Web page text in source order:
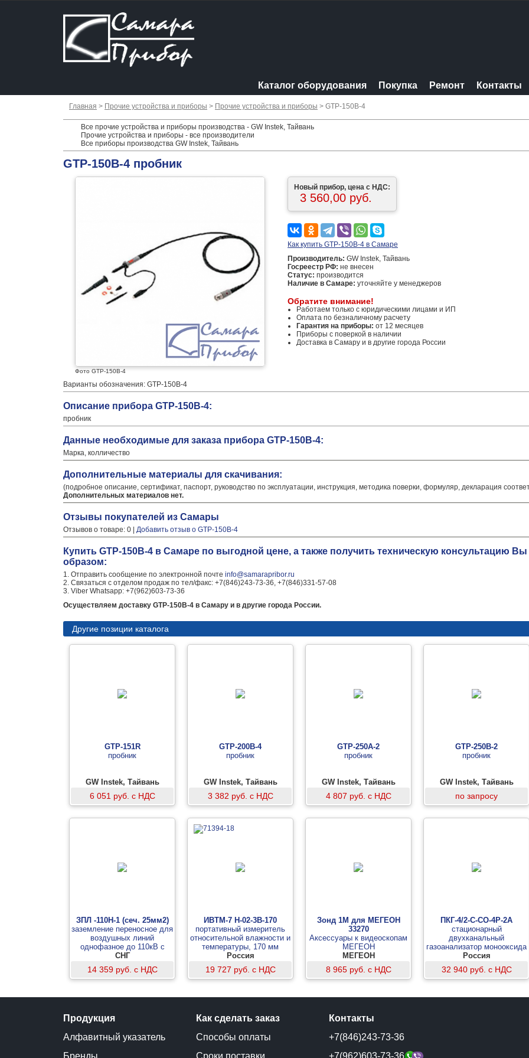
Каталог оборудования Покупка Ремонт Контакты
Главная > Прочие устройства и приборы > Прочие устройства и приборы > GTP-150B-4
Все прочие устройства и приборы производства - GW Instek, Тайвань
Прочие устройства и приборы - все производители
Все приборы производства GW Instek, Тайвань
GTP-150B-4 пробник
Фото GTP-150B-4
Новый прибор, цена с НДС:
3 560,00 руб.
Как купить GTP-150B-4 в Самаре
Производитель: GW Instek, Тайвань
Госреестр РФ: не внесен
Статус: производится
Наличие в Самаре: уточняйте у менеджеров
Обратите внимание!
Работаем только с юридическими лицами и ИП
Оплата по безналичному расчету
Гарантия на приборы: от 12 месяцев
Приборы с поверкой в наличии
Доставка в Самару и в другие города России
Варианты обозначения: GTP-150B-4
Описание прибора GTP-150B-4:
пробник
Данные необходимые для заказа прибора GTP-150B-4:
Марка, колличество
Дополнительные материалы для скачивания:
(подробное описание, сертификат, паспорт, руководство по эксплуатации, инструкция, методика поверки, формуляр, декларация
Дополнительных материалов нет.
Отзывы покупателей из Самары
Отзывов о товаре: 0 | Добавить отзыв о GTP-150B-4
Купить GTP-150B-4 в Самаре по выгодной цене, а также получить техническую консультацию
образом:
1. Отправить сообщение по электронной почте info@samarapribor.ru
2. Связаться с отделом продаж по тел/факс: +7(846)243-73-36, +7(846)331-57-08
3. Viber Whatsapp: +7(962)603-73-36
Осуществляем доставку GTP-150B-4 в Самару и в другие города России.
Другие позиции каталога
GTP-151R
пробник
GW Instek, Тайвань
6 051 руб. с НДС
GTP-200B-4
пробник
GW Instek, Тайвань
3 382 руб. с НДС
GTP-250A-2
пробник
GW Instek, Тайвань
4 807 руб. с НДС
GTP-250B-2
пробник
GW Instek, Тайвань
по запросу
ЗПЛ -110Н-1 (сеч. 25мм2)
заземление переносное для
воздушных линий
однофазное до 110кВ с
одной штангой
СНГ
14 359 руб. с НДС
ИВТМ-7 Н-02-3В-170
портативный измеритель
относительной влажности и
температуры, 170 мм
Россия
19 727 руб. с НДС
Зонд 1М для МЕГЕОН
33270
Аксессуары к видеоскопам
МЕГЕОН
МЕГЕОН
8 965 руб. с НДС
ПКГ-4/2-C-СО-4Р-2А
стационарный
двухканальный
газоанализатор монооксида
углерода (измерительный
блок)
Россия
32 940 руб. с НДС
Продукция
Алфавитный указатель
Бренды
Как сделать заказ
Способы оплаты
Сроки поставки
Контакты
+7(846)243-73-36
+7(962)603-73-36